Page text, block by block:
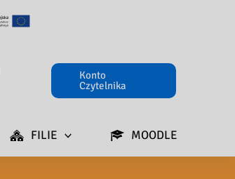
Konto
Czytelnika
FILIE MOODLE